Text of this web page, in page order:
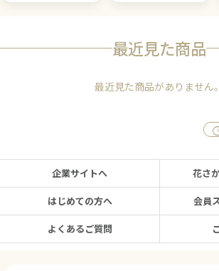
最近見た商品
最近見た商品がありません。
企業サイトへ
はじめての方へ
よくあるご質問
花さ
会員